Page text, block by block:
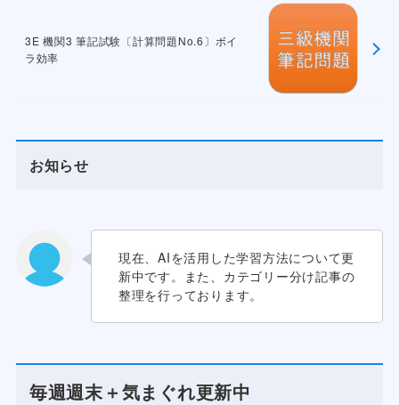
3E 機関3 筆記試験〔計算問題No.6〕ボイ
ラ効率
お知らせ
現在、AIを活用した学習方法について更
新中です。また、カテゴリー分け記事の
整理を行っております。
毎週週末＋気まぐれ更新中